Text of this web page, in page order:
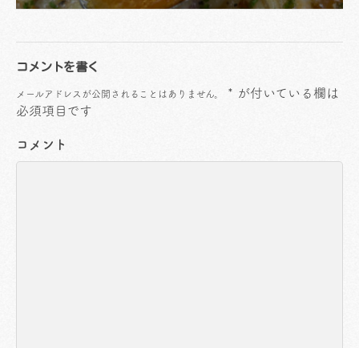
コメントを書く
メールアドレスが公開されることはありません。 * が付いている欄は
必須項目です
コメント